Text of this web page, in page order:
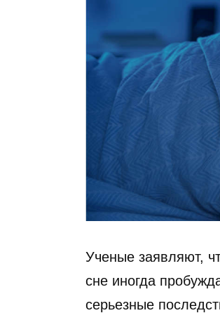
Ученые заявляют,
сне иногда
серьезные